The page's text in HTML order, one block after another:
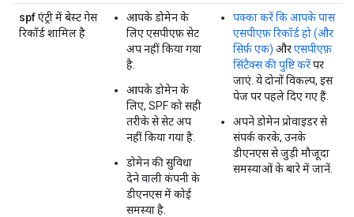
spfएंट्री मेंबेस्ट गेस
रिकॉर्डशामिल है
आपके डोमेन के
लिए एसपीएफ़ सेट
अप नहीं किया गया
है.
आपके डोमेन के
लिए, SPF को सही
तरीके से सेट अप
नहीं किया गया है.
डोमेन की सुविधा
देने वाली कंपनी के
डीएनएस में कोई
समस्या है.
पक्का करें कि आपके पास
एसपीएफ़ रिकॉर्ड हो (और
सिर्फ़ एक) औरएसपीएफ़
सिंटैक्स की पुष्टि करेंपर
जाएं. ये दोनों विकल्प, इस
पेज पर पहले दिए गए हैं.
अपने डोमेन प्रोवाइडर से
संपर्क करके, उनके
डीएनएस से जुड़ी मौजूदा
समस्याओं के बारे में जानें.